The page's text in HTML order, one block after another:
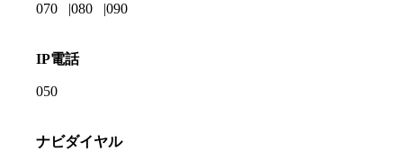
070 080 090
IP電話
050
ナビダイヤル